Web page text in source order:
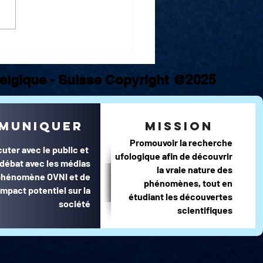
- Suisse Copyright @2025
avec le public et
avec les médias
OVNI et de
potentiel sur la
société
mission
Promouvoir la recherche
ufologique afin de découvrir
la vraie nature des
phénomènes, tout en
étudiant les découvertes
scientifiques